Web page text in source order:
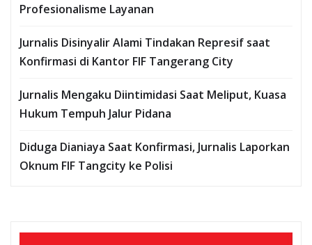
Profesionalisme Layanan
Jurnalis Disinyalir Alami Tindakan Represif saat
Konfirmasi di Kantor FIF Tangerang City
Jurnalis Mengaku Diintimidasi Saat Meliput, Kuasa
Hukum Tempuh Jalur Pidana
Diduga Dianiaya Saat Konfirmasi, Jurnalis Laporkan
Oknum FIF Tangcity ke Polisi